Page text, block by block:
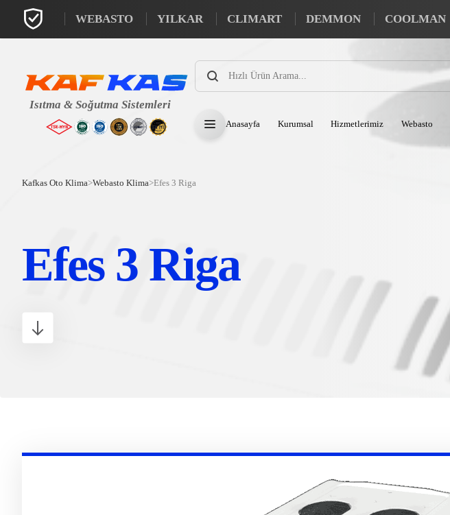
WEBASTO YILKAR CLIMART DEMMON COOLMAN
Products
search
Anasayfa Kurumsal Hizmetlerimiz Webasto
Kafkas Oto Klima>Webasto Klima>Efes 3 Riga
Efes 3 Riga